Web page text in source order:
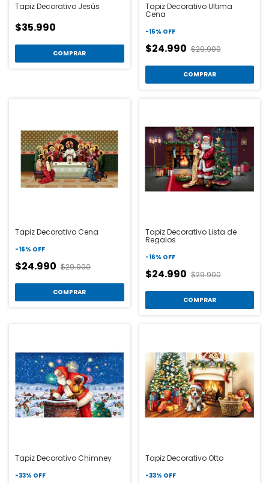
Tapiz Decorativo Jesús
$35.990
COMPRAR
Tapiz Decorativo Ultima
Cena
-16% OFF
$24.990 $29.900
COMPRAR
Tapiz Decorativo Cena
-16% OFF
$24.990 $29.900
COMPRAR
Tapiz Decorativo Lista de
Regalos
-16% OFF
$24.990 $29.900
COMPRAR
Tapiz Decorativo Chimney
-33% OFF
Tapiz Decorativo Otto
-33% OFF